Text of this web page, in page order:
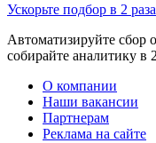
Ускорьте подбор в 2
Автоматизируйте сбор
собирайте аналитику в
О компании
Наши вакансии
Партнерам
Реклама на сайте